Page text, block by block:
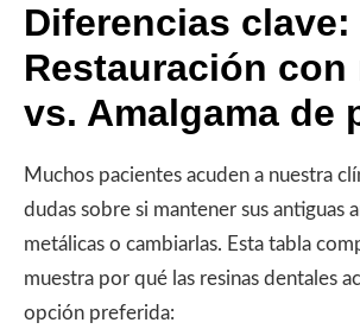
Diferencias clave:
Restauración con
vs. Amalgama de
Muchos pacientes acuden a nuestra
dudas sobre si mantener sus antiguas
metálicas o cambiarlas. Esta tabla
muestra por qué las resinas dentales
opción preferida: